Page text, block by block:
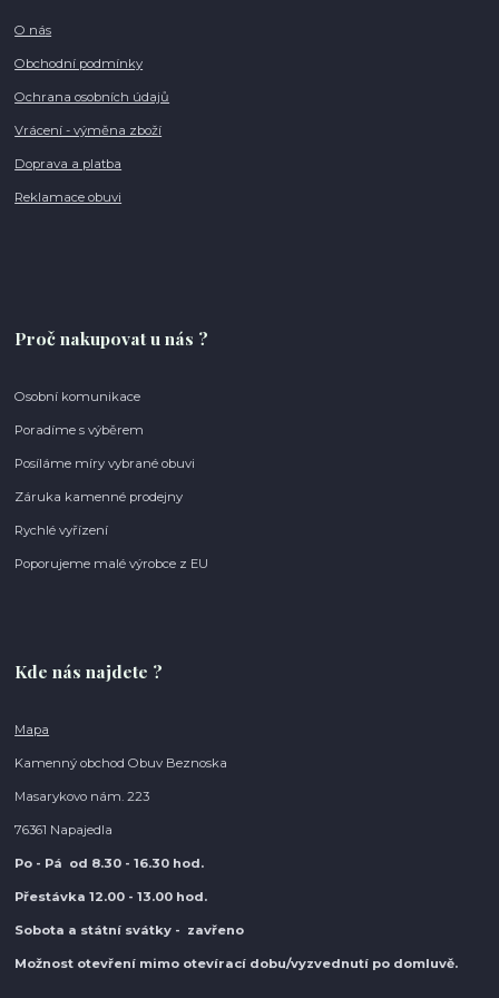
O nás
Obchodní podmínky
Ochrana osobních údajů
Vrácení - výměna zboží
Doprava a platba
Reklamace obuvi
Proč nakupovat u nás ?
Osobní komunikace
Poradíme s výběrem
Posíláme míry vybrané obuvi
Záruka kamenné prodejny
Rychlé vyřízení
Poporujeme malé výrobce z EU
Kde nás najdete ?
Mapa
Kamenný obchod Obuv Beznoska
Masarykovo nám. 223
76361 Napajedla
Po - Pá od 8.30 - 16.30 hod.
Přestávka 12.00 - 13.00 hod.
Sobota a státní svátky - zavřeno
Možnost otevření mimo otevírací dobu/vyzvednutí po domluvě.